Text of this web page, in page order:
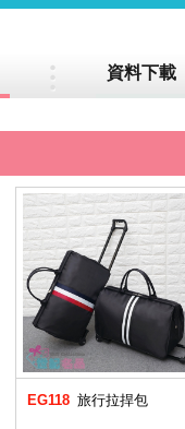
資料下載
EG118 旅行拉捍包